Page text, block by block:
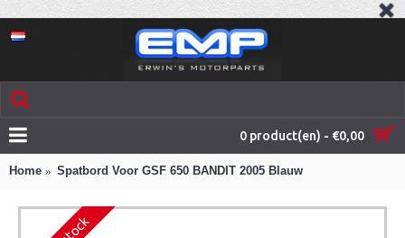
0 product(en) - €0,00
Home Spatbord Voor GSF 650 BANDIT 2005 Blauw